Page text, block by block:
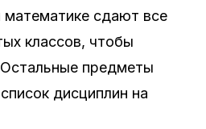
математике сдают все
классов, чтобы
предметы
дисциплин на